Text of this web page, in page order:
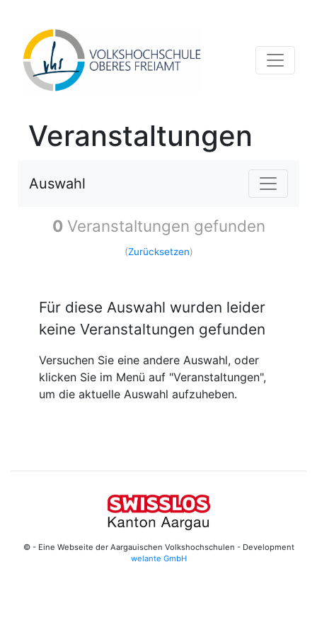
Veranstaltungen
Auswahl
0 Veranstaltungen gefunden
(Zurücksetzen)
Für diese Auswahl wurden leider
keine Veranstaltungen gefunden
Versuchen Sie eine andere Auswahl, oder
klicken Sie im Menü auf "Veranstaltungen",
um die aktuelle Auswahl aufzuheben.
© - Eine Webseite der Aargauischen Volkshochschulen - Development
welante GmbH